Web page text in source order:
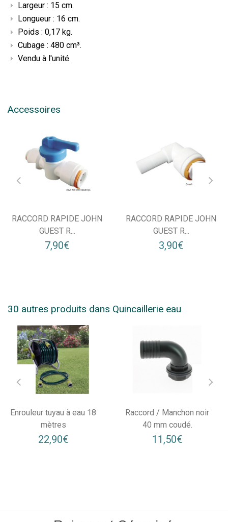
Largeur : 15 cm.
Longueur : 16 cm.
Poids : 0,17 kg.
Cubage : 480 cm³.
Vendu à l'unité.
Accessoires
RACCORD RAPIDE JOHN
GUEST R...
7,90€
RACCORD RAPIDE JOHN
GUEST R...
3,90€
30 autres produits dans Quincaillerie eau
Enrouleur tuyau à eau 18
mètres
22,90€
Raccord / Manchon noir
40 mm coudé.
11,50€